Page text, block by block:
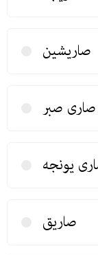
صاریشین
صاری صبر
یونجه
صاریق